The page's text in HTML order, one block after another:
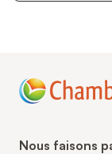
Nous faisons